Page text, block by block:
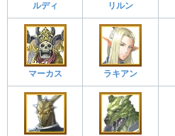
ルディ リルン
マーカス ラキアン